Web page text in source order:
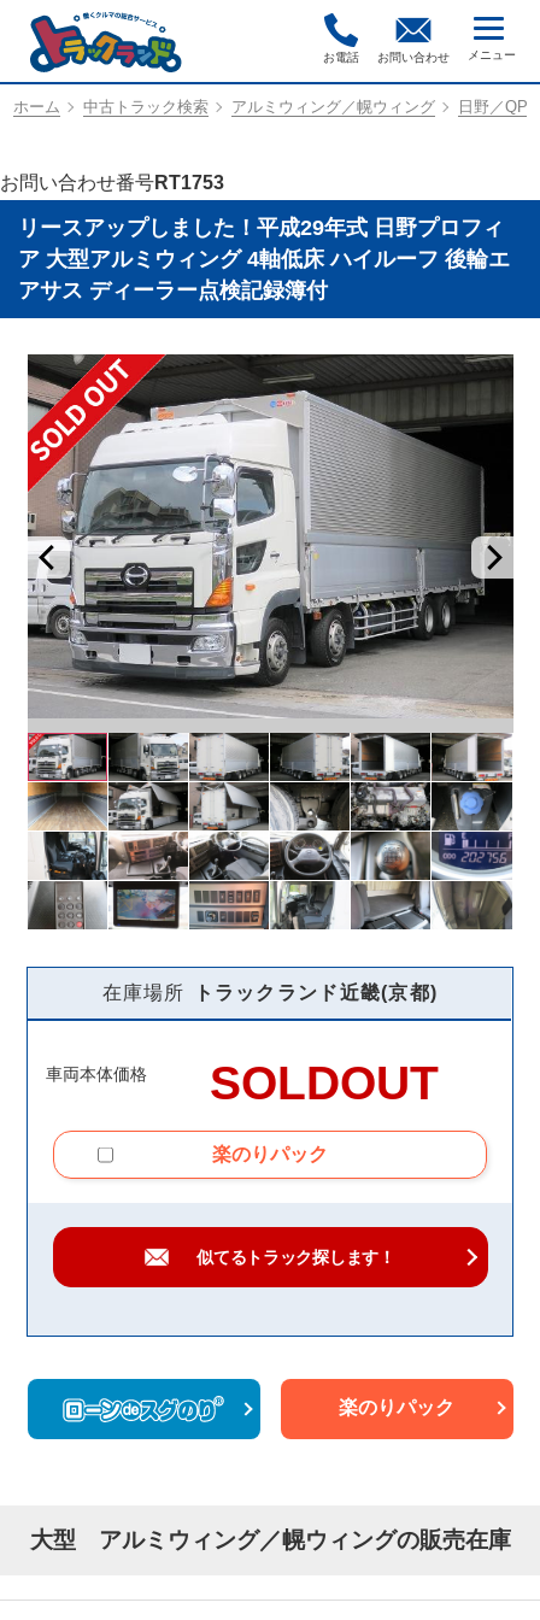
お電話 お問い合わせ
ホーム 中古トラック検索 アルミウィング／幌ウィング 日野／
お問い合わせ番号RT1753
リースアップしました！平成29年式 日野プロフィ
ア 大型アルミウィング 4軸低床 ハイルーフ 後輪エ
アサス ディーラー点検記録簿付
在庫場所 トラックランド近畿(京都)
車両本体価格 SOLDOUT
楽のりパック
似てるトラック探します！
楽のりパック
大型 アルミウィング／幌ウィングの販売在庫